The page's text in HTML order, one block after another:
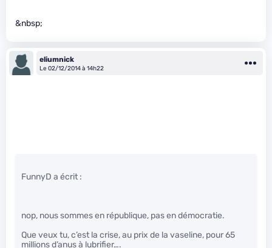
&nbsp;
eliumnick
Le 02/12/2014 à 14h22
FunnyD a écrit :
nop, nous sommes en république, pas en démocratie.
Que veux tu, c’est la crise, au prix de la vaseline, pour 65
millions d’anus à lubrifier….